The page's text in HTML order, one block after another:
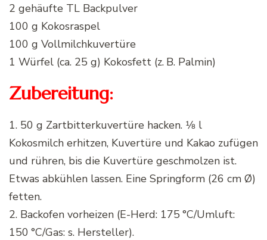
2 gehäufte TL Backpulver
100 g Kokosraspel
100 g Vollmilchkuvertüre
1 Würfel (ca. 25 g) Kokosfett (z. B. Palmin)
Zubereitung:
1. 50 g Zartbitterkuvertüre hacken. 1⁄8 l
Kokosmilch erhitzen, Kuvertüre und Kakao zufügen
und rühren, bis die Kuvertüre geschmolzen ist.
Etwas abkühlen lassen. Eine Springform (26 cm Ø)
fetten.
2. Backofen vorheizen (E-Herd: 175 °C/Umluft:
150 °C/Gas: s. Hersteller).